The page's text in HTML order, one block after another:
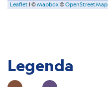
Leaflet | ©Mapbox©OpenStreetMap
Legenda